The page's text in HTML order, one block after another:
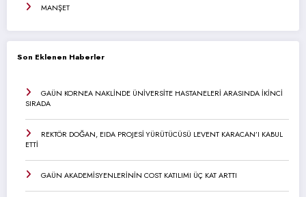
MANŞET
Son Eklenen Haberler
GAÜN KORNEA NAKLİNDE ÜNİVERSİTE HASTANELERİ ARASINDA İKİNCİ
SIRADA
REKTÖR DOĞAN, EIDA PROJESİ YÜRÜTÜCÜSÜ LEVENT KARACAN’I KABUL
ETTİ
GAÜN AKADEMİSYENLERİNİN COST KATILIMI ÜÇ KAT ARTTI